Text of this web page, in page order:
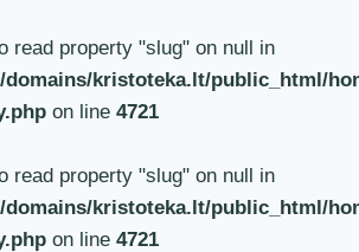
read property "slug" on null in
domains/kristoteka.lt/public_html/
on line 4721
read property "slug" on null in
domains/kristoteka.lt/public_html/
on line 4721